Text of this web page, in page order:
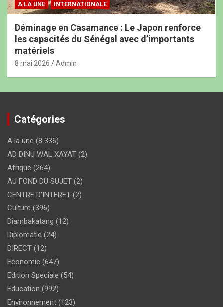
A LA UNE INTERNATIONALE
Déminage en Casamance : Le Japon renforce
les capacités du Sénégal avec d’importants
matériels
8 mai 2026 Admin
Catégories
A la une (8 336)
AD DINU WAL XAYAT (2)
Afrique (264)
AU FOND DU SUJET (2)
CENTRE D'INTERET (2)
Culture (396)
Diambakatang (12)
Diplomatie (24)
DIRECT (12)
Economie (647)
Edition Speciale (54)
Education (992)
Environnement (123)